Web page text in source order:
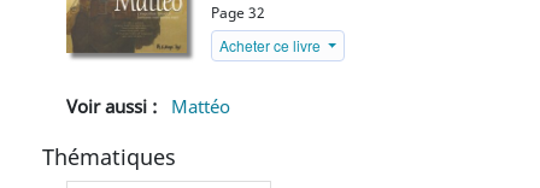
Page 32
Acheter ce livre
Voir aussi : Mattéo
Thématiques